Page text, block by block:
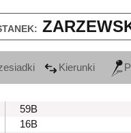
Kierunki
59B
16B